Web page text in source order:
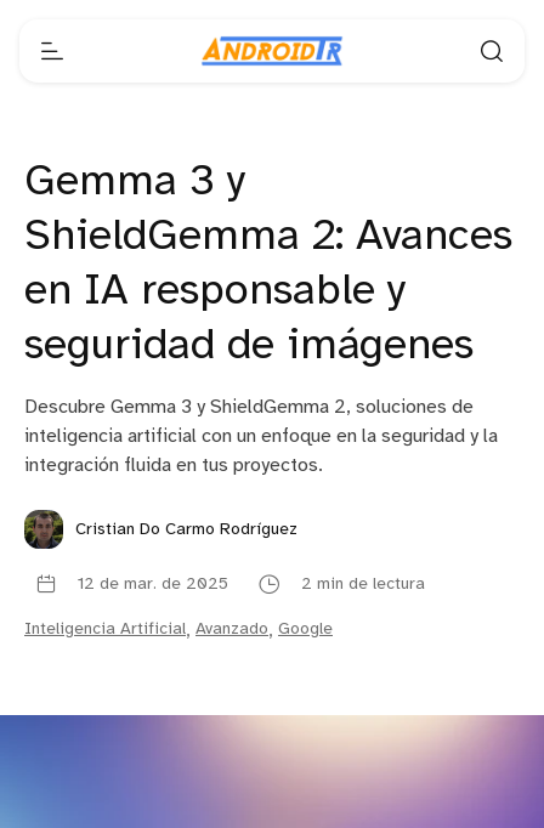
Gemma 3 y
ShieldGemma 2: Avances
en IA responsable y
seguridad de imágenes
Descubre Gemma 3 y ShieldGemma 2, soluciones de
inteligencia artificial con un enfoque en la seguridad y la
integración fluida en tus proyectos.
Cristian Do Carmo Rodríguez
12 de mar. de 2025 2 min de lectura
Inteligencia Artificial, Avanzado, Google